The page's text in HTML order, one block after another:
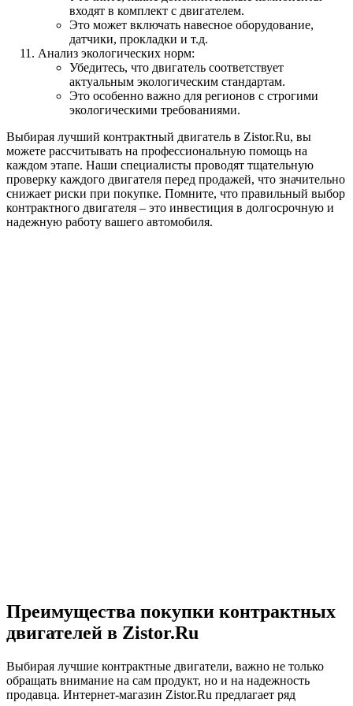
входят в комплект с двигателем.
Это может включать навесное оборудование,
датчики, прокладки и т.д.
Анализ экологических норм:
Убедитесь, что двигатель соответствует
актуальным экологическим стандартам.
Это особенно важно для регионов с строгими
экологическими требованиями.
Выбирая лучший контрактный двигатель в Zistor.Ru, вы
можете рассчитывать на профессиональную помощь на
каждом этапе. Наши специалисты проводят тщательную
проверку каждого двигателя перед продажей, что значительно
снижает риски при покупке. Помните, что правильный выбор
контрактного двигателя – это инвестиция в долгосрочную и
надежную работу вашего автомобиля.
Преимущества покупки контрактных
двигателей в Zistor.Ru
Выбирая лучшие контрактные двигатели, важно не только
обращать внимание на сам продукт, но и на надежность
продавца. Интернет-магазин Zistor.Ru предлагает ряд